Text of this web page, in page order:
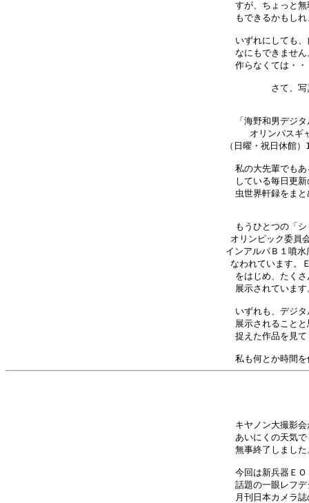
すが、ちょっと
もできる
いずれにしても
なにもできませ
作らな
さて、
「海野和男デジ
オリンパス
（日曜・祝日休館
私の大先輩でもあ
している毎日更新
虫世界軒録
もうひとつの「
オリンピック委員
インアルパＢ１噴
なわれています。
をはじめ、たく
展示さ
いずれも、デジ
展示されること
捉えた作
キヤノン大撮影
あいにくの天気
無事終
今回は新兵器Ｅ
話題の一眼レフ
月刊日本カメラ